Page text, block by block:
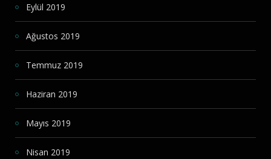
Eylül 2019
Ağustos 2019
Temmuz 2019
Haziran 2019
Mayıs 2019
Nisan 2019